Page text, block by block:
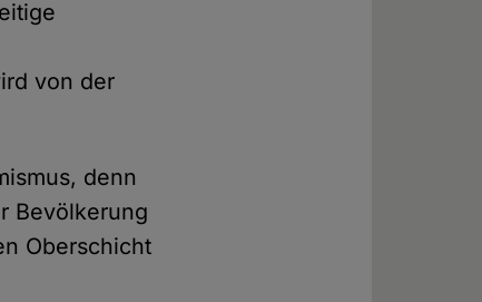
von der
denn
Bevölkerung
Oberschicht